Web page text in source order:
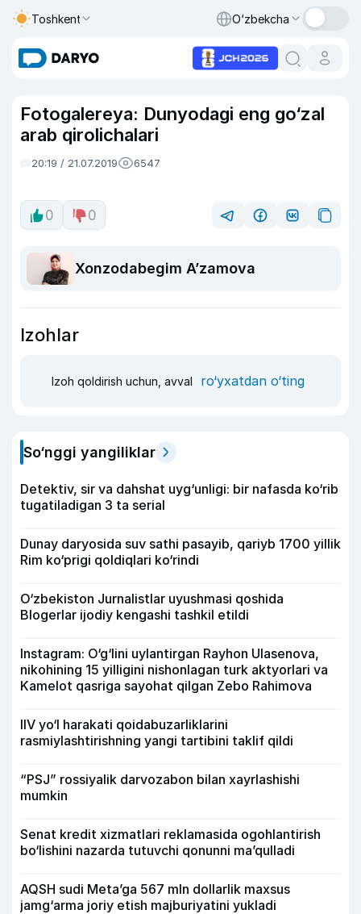
Toshkent O‘zbekcha
Fotogalereya: Dunyodagi eng go‘zal
arab qirolichalari
20:19 / 21.07.2019 6547
0 0
Xonzodabegim Aʼzamova
Izohlar
Izoh qoldirish uchun, avval ro‘yxatdan o‘ting
So‘nggi yangiliklar
Detektiv, sir va dahshat uyg‘unligi: bir nafasda ko‘rib
tugatiladigan 3 ta serial
Dunay daryosida suv sathi pasayib, qariyb 1700 yillik
Rim ko‘prigi qoldiqlari ko‘rindi
O‘zbekiston Jurnalistlar uyushmasi qoshida
Blogerlar ijodiy kengashi tashkil etildi
Instagram: O‘g‘lini uylantirgan Rayhon Ulasenova,
nikohining 15 yilligini nishonlagan turk aktyorlari va
Kamelot qasriga sayohat qilgan Zebo Rahimova
IIV yo‘l harakati qoidabuzarliklarini
rasmiylashtirishning yangi tartibini taklif qildi
“PSJ” rossiyalik darvozabon bilan xayrlashishi
mumkin
Senat kredit xizmatlari reklamasida ogohlantirish
bo‘lishini nazarda tutuvchi qonunni ma’qulladi
AQSH sudi Meta’ga 567 mln dollarlik maxsus
jamg‘arma joriy etish majburiyatini yukladi